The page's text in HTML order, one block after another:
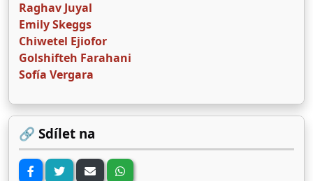
Raghav Juyal
Emily Skeggs
Chiwetel Ejiofor
Golshifteh Farahani
Sofía Vergara
🔗 Sdílet na